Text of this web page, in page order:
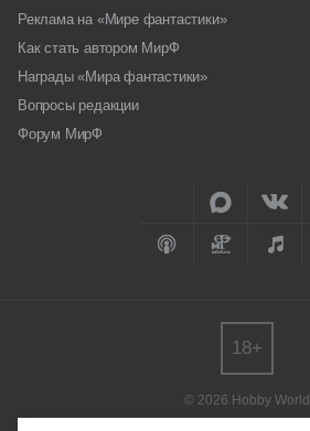
Реклама на «Мире фантастики»
Как стать автором МирФ
Награды «Мира фантастики»
Вопросы редакции
Форум МирФ
© 2026 Hobby World
18+